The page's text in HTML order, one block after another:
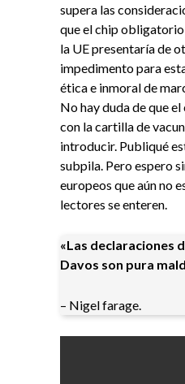
supera las
que el chip
la UE presentaría de
impedimento para
ética e inmoral de
No hay duda de que
con la cartilla de
introducir. Publiqué
subpila. Pero espero
europeos que aún no
lectores se enteren.
«Las declaraciones
Davos son pura
– Nigel farage.